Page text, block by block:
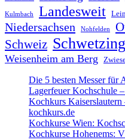
Kulmbach Landesweit
Niedersachsen Nohfelden
Schweiz
Weisenheim am Berg
Die 5 besten Messer für
Lagerfeuer Kochschule
Kochkurs
kochkurs.de
Kochkurse Wien:
Kochkurse Hohenems: